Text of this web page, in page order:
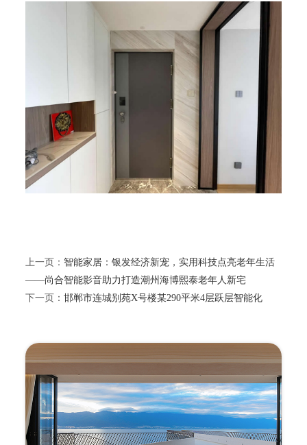
上一页： 智能家居：银发经济新宠，实用科技点亮老年生活
——尚合智能影音助力打造潮州海博熙泰老年人新宅
下一页：邯郸市连城别苑X号楼某290平米4层跃层智能化